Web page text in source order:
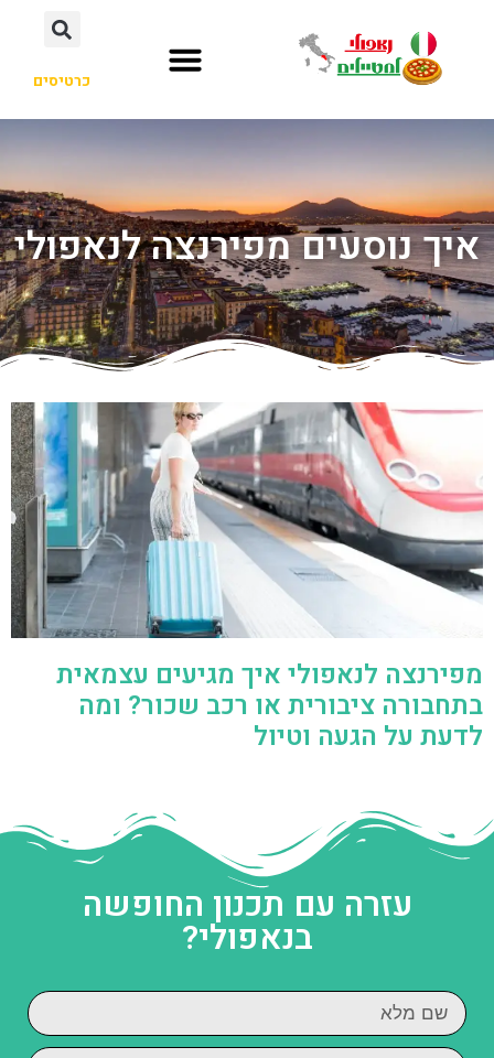
כרטיסים
איך נוסעים מפירנצה לנאפולי
מפירנצה לנאפולי איך מגיעים עצמאית
בתחבורה ציבורית או רכב שכור? ומה
לדעת על הגעה וטיול
עזרה עם תכנון החופשה
בנאפולי?